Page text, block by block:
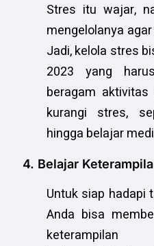
Stres itu wajar,
mengelolanya
Jadi, kelola stres
2023 yang
beragam
kurangi stres,
hingga belajar
4. Belajar
Untuk siap hadapi
Anda bisa